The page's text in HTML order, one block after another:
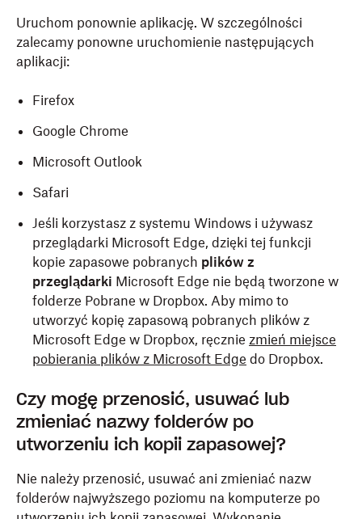
Uruchom ponownie aplikację. W szczególności
zalecamy ponowne uruchomienie następujących
aplikacji:
Firefox
Google Chrome
Microsoft Outlook
Safari
Jeśli korzystasz z systemu Windows i używasz
przeglądarki Microsoft Edge, dzięki tej funkcji
kopie zapasowe pobranych plików z
przeglądarki Microsoft Edge nie będą tworzone w
folderze Pobrane w Dropbox. Aby mimo to
utworzyć kopię zapasową pobranych plików z
Microsoft Edge w Dropbox, ręcznie zmień miejsce
pobierania plików z Microsoft Edge do Dropbox.
Czy mogę przenosić, usuwać lub
zmieniać nazwy folderów po
utworzeniu ich kopii zapasowej?
Nie należy przenosić, usuwać ani zmieniać nazw
folderów najwyższego poziomu na komputerze po